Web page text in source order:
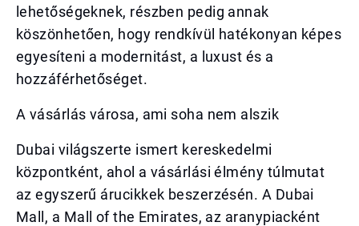
lehetőségeknek, részben pedig annak
köszönhetően, hogy rendkívül hatékonyan képes
egyesíteni a modernitást, a luxust és a
hozzáférhetőséget.
A vásárlás városa, ami soha nem alszik
Dubai világszerte ismert kereskedelmi
központként, ahol a vásárlási élmény túlmutat
az egyszerű árucikkek beszerzésén. A Dubai
Mall, a Mall of the Emirates, az aranypiacként